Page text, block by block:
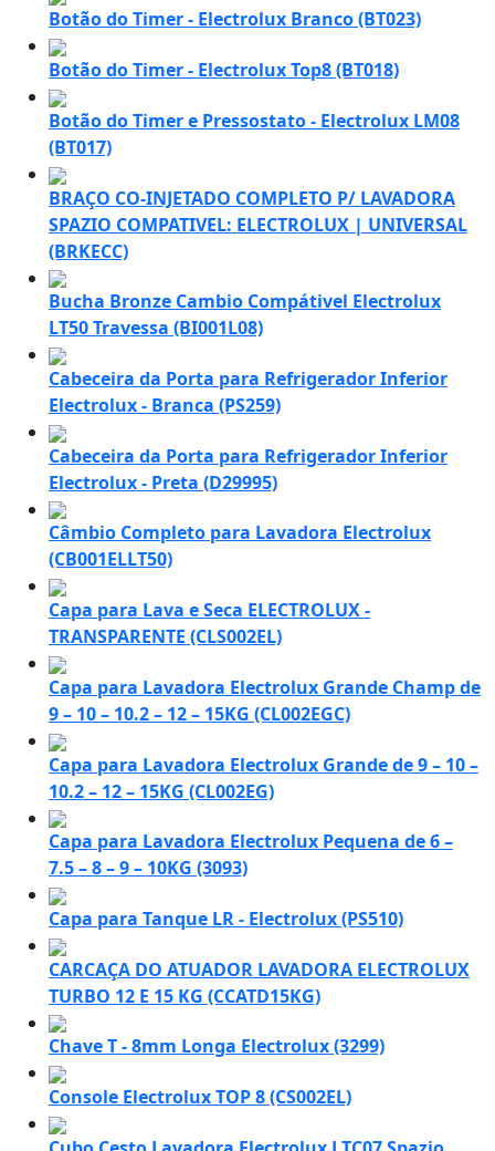
Botão do Timer - Electrolux Branco (BT023)
Botão do Timer - Electrolux Top8 (BT018)
Botão do Timer e Pressostato - Electrolux LM08
(BT017)
BRAÇO CO-INJETADO COMPLETO P/ LAVADORA
SPAZIO COMPATIVEL: ELECTROLUX | UNIVERSAL
(BRKECC)
Bucha Bronze Cambio Compátivel Electrolux
LT50 Travessa (BI001L08)
Cabeceira da Porta para Refrigerador Inferior
Electrolux - Branca (PS259)
Cabeceira da Porta para Refrigerador Inferior
Electrolux - Preta (D29995)
Câmbio Completo para Lavadora Electrolux
(CB001ELLT50)
Capa para Lava e Seca ELECTROLUX -
TRANSPARENTE (CLS002EL)
Capa para Lavadora Electrolux Grande Champ de
9 – 10 – 10.2 – 12 – 15KG (CL002EGC)
Capa para Lavadora Electrolux Grande de 9 – 10 –
10.2 – 12 – 15KG (CL002EG)
Capa para Lavadora Electrolux Pequena de 6 –
7.5 – 8 – 9 – 10KG (3093)
Capa para Tanque LR - Electrolux (PS510)
CARCAÇA DO ATUADOR LAVADORA ELECTROLUX
TURBO 12 E 15 KG (CCATD15KG)
Chave T - 8mm Longa Electrolux (3299)
Console Electrolux TOP 8 (CS002EL)